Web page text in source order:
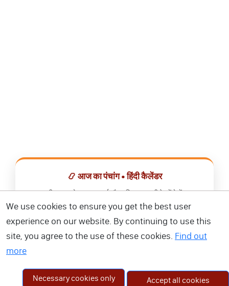
📿 आज का पंचांग • हिंदी कैलेंडर
सभी व्रत, त्योहार, शुभ मुहूर्त और राशिफल एक ही ऐप में देखें।
📅 हिंदी कैलेंडर ऐप डाउनलोड करें
We use cookies to ensure you get the best user
experience on our website. By continuing to use this
site, you agree to the use of these cookies. Find out
more
Necessary cookies only Accept all cookies